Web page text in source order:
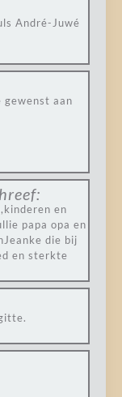
André-Juwé
aan
en
papa opa en
die bij
en sterkte